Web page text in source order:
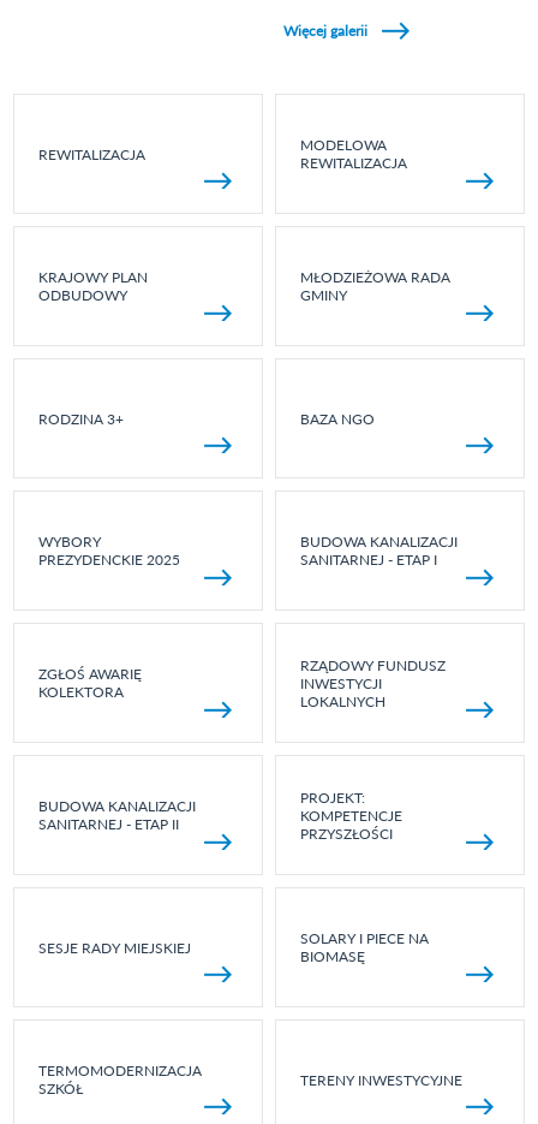
Więcej galerii
REWITALIZACJA
MODELOWA
REWITALIZACJA
KRAJOWY PLAN
ODBUDOWY
MŁODZIEŻOWA RADA
GMINY
RODZINA 3+ BAZA NGO
WYBORY
PREZYDENCKIE 2025
BUDOWA KANALIZACJI
SANITARNEJ - ETAP I
ZGŁOŚ AWARIĘ
KOLEKTORA
RZĄDOWY FUNDUSZ
INWESTYCJI
LOKALNYCH
BUDOWA KANALIZACJI
SANITARNEJ - ETAP II
PROJEKT:
KOMPETENCJE
PRZYSZŁOŚCI
SESJE RADY MIEJSKIEJ
SOLARY I PIECE NA
BIOMASĘ
TERMOMODERNIZACJA
SZKÓŁ
TERENY INWESTYCYJNE